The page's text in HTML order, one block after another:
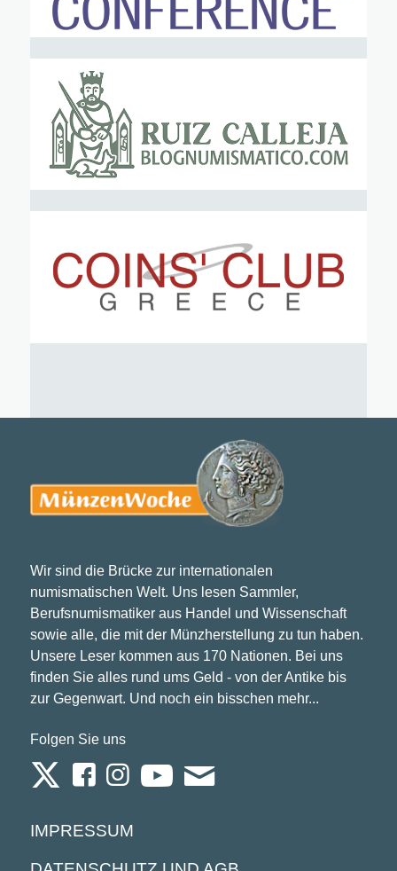
Wir sind die Brücke zur internationalen
numismatischen Welt. Uns lesen Sammler,
Berufsnumismatiker aus Handel und Wissenschaft
sowie alle, die mit der Münzherstellung zu tun haben.
Unsere Leser kommen aus 170 Nationen. Bei uns
finden Sie alles rund ums Geld - von der Antike bis
zur Gegenwart. Und noch ein bisschen mehr...
Folgen Sie uns
IMPRESSUM